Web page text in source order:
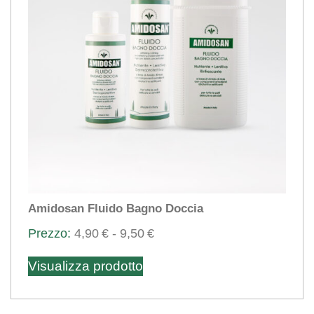
Amidosan Fluido Bagno Doccia
4,90 € - 9,50 €Fascia
Visualizza prodotto